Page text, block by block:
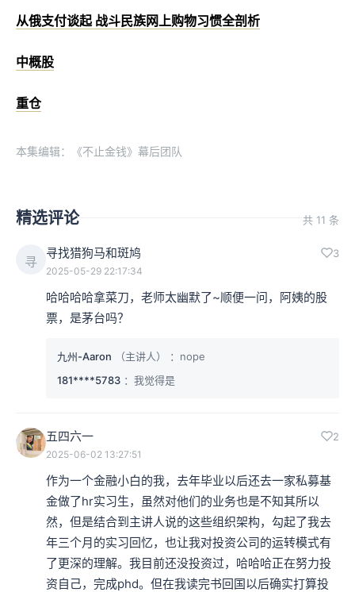
从俄支付谈起 战斗民族网上购物习惯全剖析
中概股
重仓
本集编辑：《不止金钱》幕后团队
精选评论 共 11 条
寻
寻找猎狗马和斑鸠 3
2025-05-29 22:17:34
哈哈哈哈拿菜刀，老师太幽默了~顺便一问，阿姨的股
票，是茅台吗？
九州-Aaron （主讲人）
：nope
181****5783 ：我觉得是
五四六一 2
2025-06-02 13:27:51
作为一个金融小白的我，去年毕业以后还去一家私募基
金做了hr实习生，虽然对他们的业务也是不知其所以
然，但是结合到主讲人说的这些组织架构，勾起了我去
年三个月的实习回忆，也让我对投资公司的运转模式有
了更深的理解。我目前还没投资过，哈哈哈正在努力投
资自己，完成phd。但在我读完书回国以后确实打算投